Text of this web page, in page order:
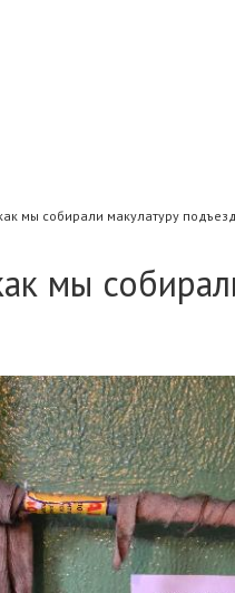
мы собирали макулатуру
мы